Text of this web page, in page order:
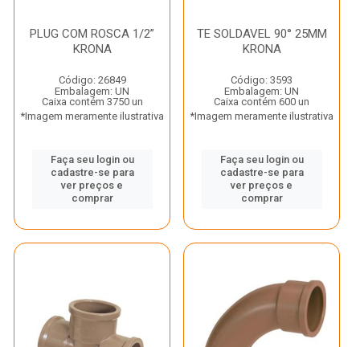
PLUG COM ROSCA 1/2”
KRONA
Código: 26849
Embalagem: UN
Caixa contém 3750 un
*Imagem meramente ilustrativa
Faça seu login ou
cadastre-se para
ver preços e
comprar
TE SOLDAVEL 90° 25MM
KRONA
Código: 3593
Embalagem: UN
Caixa contém 600 un
*Imagem meramente ilustrativa
Faça seu login ou
cadastre-se para
ver preços e
comprar